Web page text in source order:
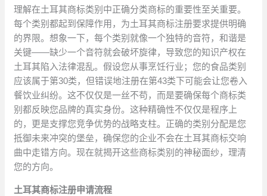
理解在土耳其商标类别中正确分类商标的重要性至关重要。
每个类别都起到保障作用，为土耳其商标注册要求提供明确
的界限。想象一下，每个类别就像一个独特的音符，和谐是
关键——缺少一个音符就会破坏旋律，导致您的知识产权在
土耳其陷入法律混乱。假设您从事烹饪行业；您的食品类别
应该属于第30类，但错误地注册在第43类下可能会让您卷入
餐饮业纠纷。这不仅仅是一丝不苟，而是要确保每个商标类
别都反映您品牌的真实身份。这种精确性不仅仅是程序上
的，更是支撑您竞争优势的战略支柱。正确的类别分配是您
抵御未来冲突的堡垒，确保您的企业不会在土耳其商标交响
曲中走错方向。现在就揭开这些商标类别的神秘面纱，理清
您的方向。
土耳其商标注册申请流程